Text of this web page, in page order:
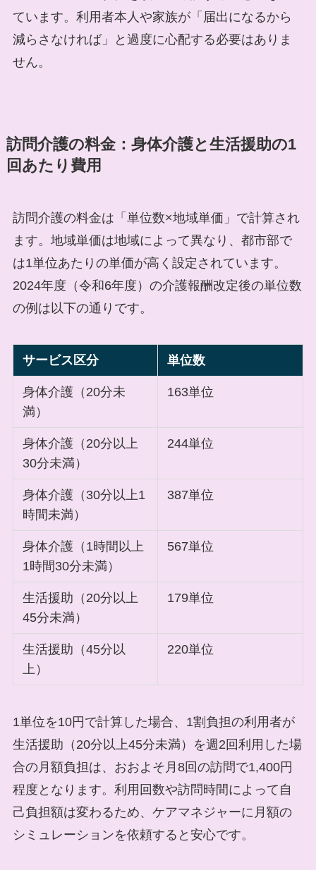
ています。利用者本人や家族が「届出になるから
減らさなければ」と過度に心配する必要はありま
せん。
訪問介護の料金：身体介護と生活援助の1
回あたり費用
訪問介護の料金は「単位数×地域単価」で計算され
ます。地域単価は地域によって異なり、都市部で
は1単位あたりの単価が高く設定されています。
2024年度（令和6年度）の介護報酬改定後の単位数
の例は以下の通りです。
サービス区分 単位数
身体介護（20分未
満）
163単位
身体介護（20分以上
30分未満）
244単位
身体介護（30分以上1
時間未満）
387単位
身体介護（1時間以上
1時間30分未満）
567単位
生活援助（20分以上
45分未満）
179単位
生活援助（45分以
上）
220単位
1単位を10円で計算した場合、1割負担の利用者が
生活援助（20分以上45分未満）を週2回利用した場
合の月額負担は、おおよそ月8回の訪問で1,400円
程度となります。利用回数や訪問時間によって自
己負担額は変わるため、ケアマネジャーに月額の
シミュレーションを依頼すると安心です。